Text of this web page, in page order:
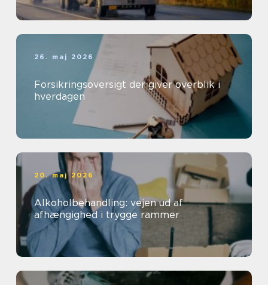
26. maj 2026
Forsikringsoversigt der giver overblik i
hverdagen
20. maj 2026
Alkoholbehandling: vejen ud af
afhængighed i trygge rammer